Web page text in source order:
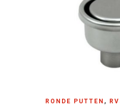
RONDE PUTTEN ,